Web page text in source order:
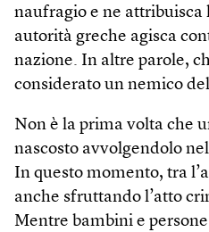
naufragio e ne attribuisca
autorità greche agisca
nazione. In altre parole,
considerato un nemico
Non è la prima volta che
nascosto avvolgendolo
In questo momento, tra
anche sfruttando l’atto
Mentre bambini e